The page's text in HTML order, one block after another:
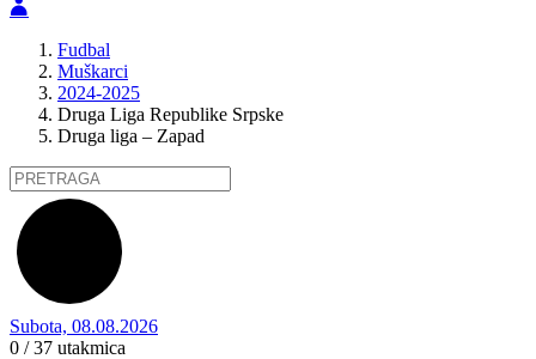
Fudbal
Muškarci
2024-2025
Druga Liga Republike Srpske
Druga liga – Zapad
Subota, 08.08.2026
0 / 37 utakmica